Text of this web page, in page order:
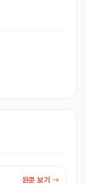
원문 보기 →